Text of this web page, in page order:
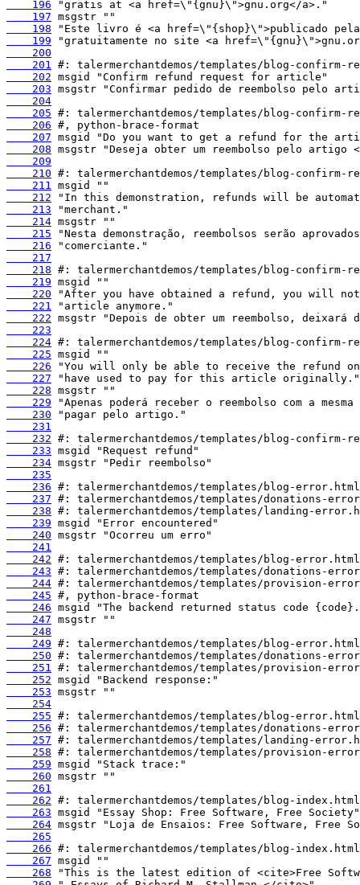
    196
    197
    198
    199
    200
    201
    202
    203
    204
    205
    206
    207
    208
    209
    210
    211
    212
    213
    214
    215
    216
    217
    218
    219
    220
    221
    222
    223
    224
    225
    226
    227
    228
    229
    230
    231
    232
    233
    234
    235
    236
    237
    238
    239
    240
    241
    242
    243
    244
    245
    246
    247
    248
    249
    250
    251
    252
    253
    254
    255
    256
    257
    258
    259
    260
    261
    262
    263
    264
    265
    266
    267
    268